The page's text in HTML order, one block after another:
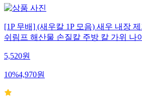
[1P 무배] (새우칼 1P 모음) 새우 내장
쉬림프 해산물 손질칼 주방 칼 가위 나
5,520원
10%4,970원